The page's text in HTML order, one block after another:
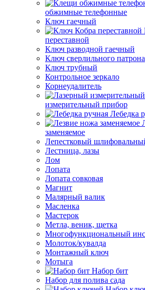
обжимные телефонные
Ключ гаечный
переставной
Ключ разводной гаечный
Ключ сверлильного патрона
Ключ трубный
Контрольное зеркало
Корнеудалитель
измерительный прибор
Лебедка
заменяемое
Лепестковый
Лестница, лазы
Лом
Лопата
Лопата совковая
Магнит
Малярный валик
Масленка
Мастерок
Метла, веник, щетка
Многофункциональный
Молоток/кувалда
Монтажный ключ
Мотыга
Набор бит
Набор для полива сада